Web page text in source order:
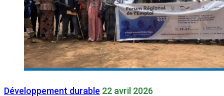
Développement durable 22 avril 2026